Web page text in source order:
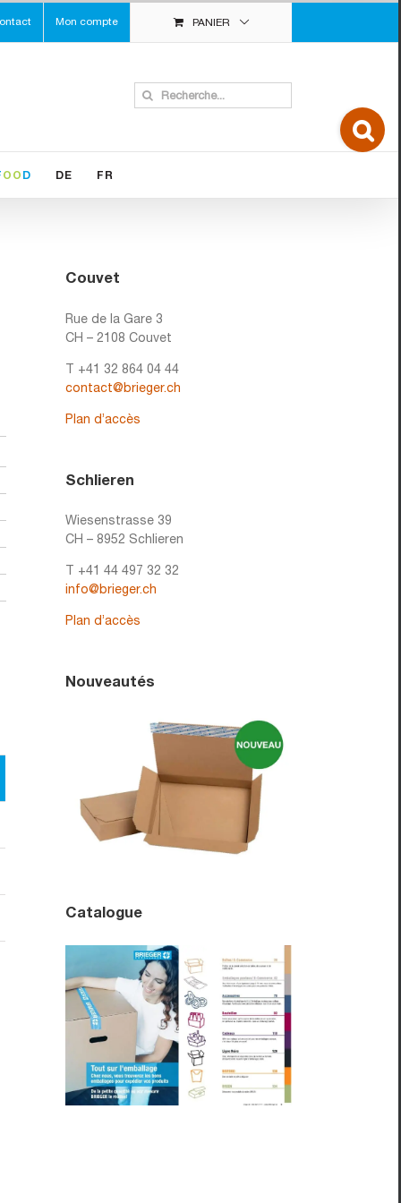
Mon compte PANIER
Search
for:
OO D DE FR
Couvet
Rue de la Gare 3
CH – 2108 Couvet
T +41 32 864 04 44
contact@brieger.ch
Plan d’accès
Schlieren
Wiesenstrasse 39
CH – 8952 Schlieren
T +41 44 497 32 32
info@brieger.ch
Plan d’accès
Nouveautés
Catalogue
Toggle
Sliding
Bar